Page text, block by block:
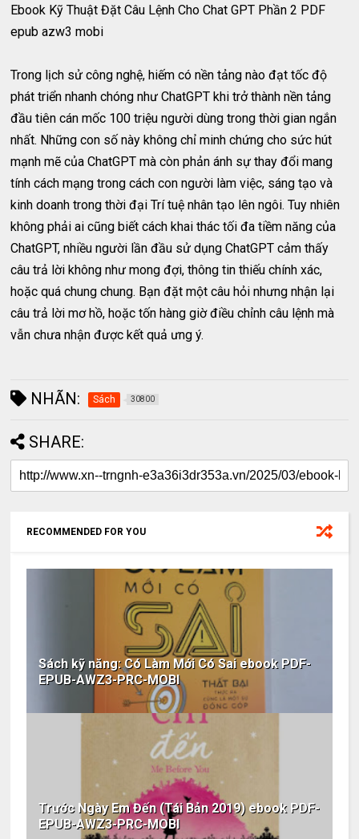
Ebook Kỹ Thuật Đặt Câu Lệnh Cho Chat GPT Phần 2 PDF
epub azw3 mobi
Trong lịch sử công nghệ, hiếm có nền tảng nào đạt tốc độ
phát triển nhanh chóng như ChatGPT khi trở thành nền tảng
đầu tiên cán mốc 100 triệu người dùng trong thời gian ngắn
nhất. Những con số này không chỉ minh chứng cho sức hút
mạnh mẽ của ChatGPT mà còn phản ánh sự thay đổi mang
tính cách mạng trong cách con người làm việc, sáng tạo và
kinh doanh trong thời đại Trí tuệ nhân tạo lên ngôi. Tuy nhiên
không phải ai cũng biết cách khai thác tối đa tiềm năng của
ChatGPT, nhiều người lần đầu sử dụng ChatGPT cảm thấy
câu trả lời không như mong đợi, thông tin thiếu chính xác,
hoặc quá chung chung. Bạn đặt một câu hỏi nhưng nhận lại
câu trả lời mơ hồ, hoặc tốn hàng giờ điều chỉnh câu lệnh mà
vẫn chưa nhận được kết quả ưng ý.
NHÃN: Sách 30800
SHARE:
RECOMMENDED FOR YOU
Sách kỹ năng: Có Làm Mới Có Sai ebook PDF-
EPUB-AWZ3-PRC-MOBI
Trước Ngày Em Đến (Tái Bản 2019) ebook PDF-
EPUB-AWZ3-PRC-MOBI